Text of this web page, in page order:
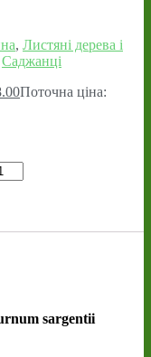
, Листяні дерева і
Саджанці
Поточна ціна:
sargentii